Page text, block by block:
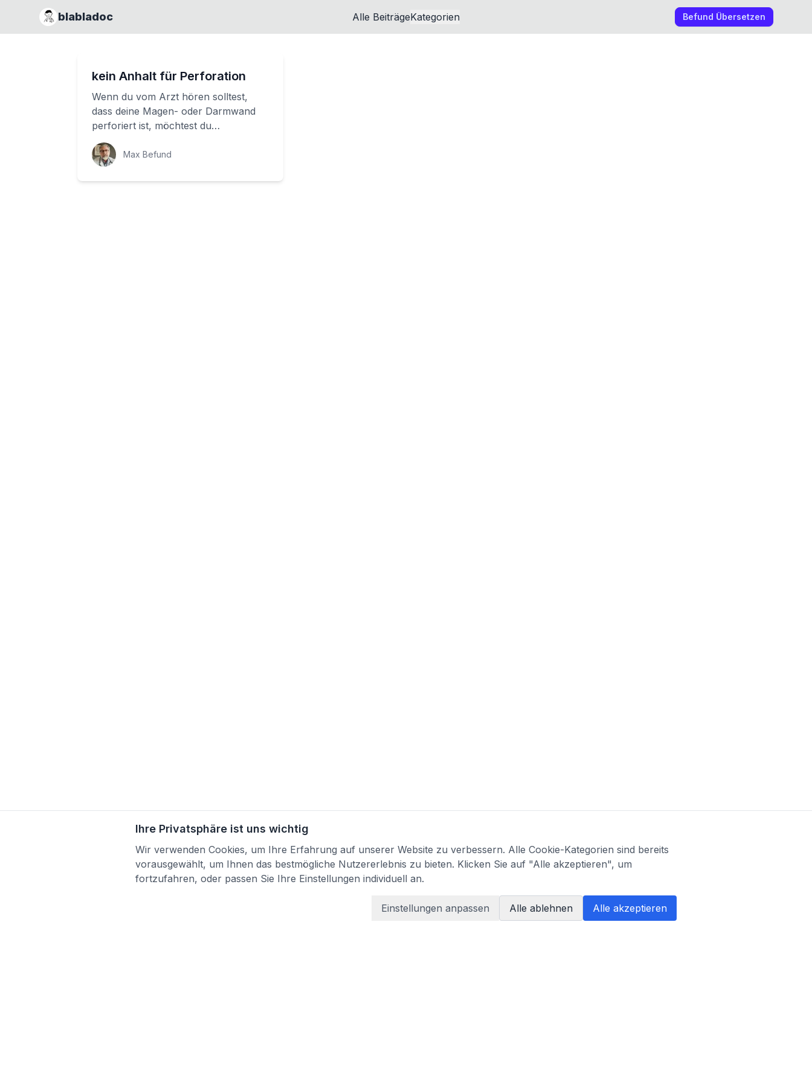
blabladoc Alle BeiträgeKategorien Befund Übersetzen
kein Anhalt für Perforation
Wenn du vom Arzt hören solltest,
dass deine Magen- oder Darmwand
perforiert ist, möchtest du
wahrscheinlich wissen, was das
bedeutet. Eine Perforation...
Max Befund
Ihre Privatsphäre ist uns wichtig
Wir verwenden Cookies, um Ihre Erfahrung auf unserer Website zu verbessern. Alle Cookie-Kategorien sind bereits
vorausgewählt, um Ihnen das bestmögliche Nutzererlebnis zu bieten. Klicken Sie auf "Alle akzeptieren", um
fortzufahren, oder passen Sie Ihre Einstellungen individuell an.
Einstellungen anpassen Alle ablehnen Alle akzeptieren